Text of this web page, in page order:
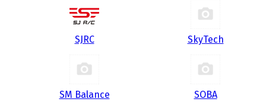
SJRC SkyTech
SM Balance SOBA